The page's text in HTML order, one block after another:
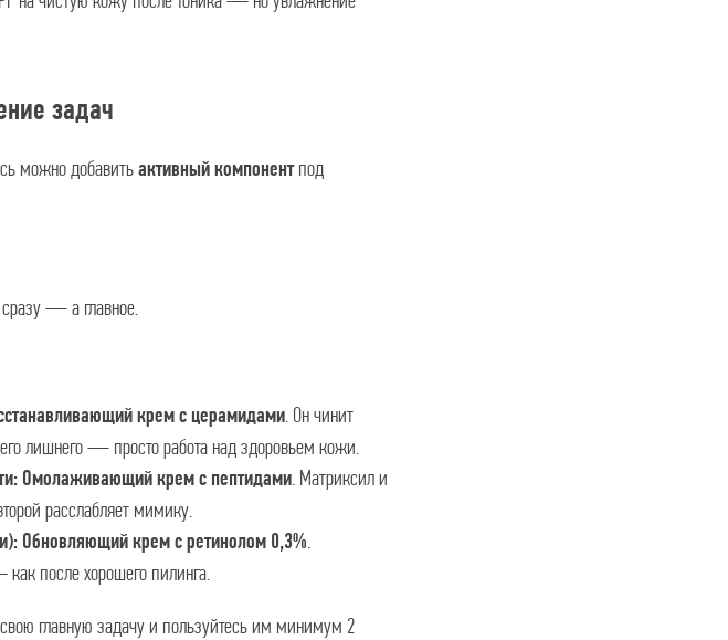
задач
можно добавить активный компонентпод
— а главное.
крем с церамидами. Он чинит
лишнего — просто работа над здоровьем кожи.
Омолаживающий крем с пептидами. Матриксил и
расслабляет мимику.
Обновляющий крем с ретинолом 0,3%.
после хорошего пилинга.
главную задачу и пользуйтесь им минимум 2